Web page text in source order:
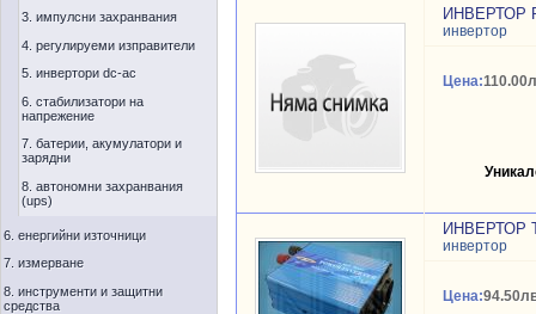
3. импулсни захранвания
4. регулируеми изправители
5. инвертори dc-ac
6. стабилизатори на
напрежение
7. батерии, акумулатори и
зарядни
8. автономни захранвания
(ups)
6. енергийни източници
7. измерване
8. инструменти и защитни
средства
ИНВЕРТОР
инвертор
Цена:
ИНВЕРТОР
инвертор
Цена: